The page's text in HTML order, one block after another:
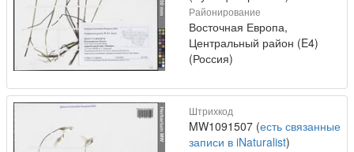
Районирование
Восточная Европа,
Центральный район (E4)
(Россия)
Штрихкод
MW1091507 (есть связанные
записи в iNaturalist)